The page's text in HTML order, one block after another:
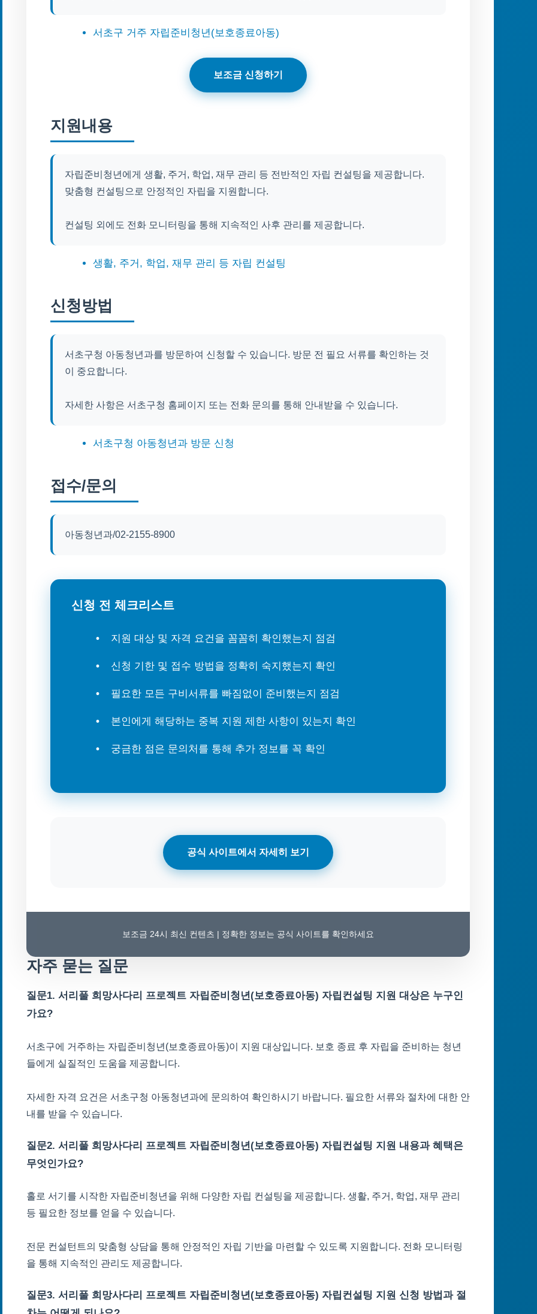
서초구 거주 자립준비청년(보호종료아동)
보조금 신청하기
지원내용
자립준비청년에게 생활, 주거, 학업, 재무 관리 등 전반적인 자립 컨설팅을 제공합니다.
맞춤형 컨설팅으로 안정적인 자립을 지원합니다.
컨설팅 외에도 전화 모니터링을 통해 지속적인 사후 관리를 제공합니다.
생활, 주거, 학업, 재무 관리 등 자립 컨설팅
신청방법
서초구청 아동청년과를 방문하여 신청할 수 있습니다. 방문 전 필요 서류를 확인하는 것
이 중요합니다.
자세한 사항은 서초구청 홈페이지 또는 전화 문의를 통해 안내받을 수 있습니다.
서초구청 아동청년과 방문 신청
접수/문의
아동청년과/02-2155-8900
신청 전 체크리스트
지원 대상 및 자격 요건을 꼼꼼히 확인했는지 점검
신청 기한 및 접수 방법을 정확히 숙지했는지 확인
필요한 모든 구비서류를 빠짐없이 준비했는지 점검
본인에게 해당하는 중복 지원 제한 사항이 있는지 확인
궁금한 점은 문의처를 통해 추가 정보를 꼭 확인
공식 사이트에서 자세히 보기
보조금 24시 최신 컨텐츠 | 정확한 정보는 공식 사이트를 확인하세요
자주 묻는 질문
질문1. 서리풀 희망사다리 프로젝트 자립준비청년(보호종료아동) 자립컨설팅 지원 대상은 누구인
가요?
서초구에 거주하는 자립준비청년(보호종료아동)이 지원 대상입니다. 보호 종료 후 자립을 준비하는 청년
들에게 실질적인 도움을 제공합니다.
자세한 자격 요건은 서초구청 아동청년과에 문의하여 확인하시기 바랍니다. 필요한 서류와 절차에 대한 안
내를 받을 수 있습니다.
질문2. 서리풀 희망사다리 프로젝트 자립준비청년(보호종료아동) 자립컨설팅 지원 내용과 혜택은
무엇인가요?
홀로 서기를 시작한 자립준비청년을 위해 다양한 자립 컨설팅을 제공합니다. 생활, 주거, 학업, 재무 관리
등 필요한 정보를 얻을 수 있습니다.
전문 컨설턴트의 맞춤형 상담을 통해 안정적인 자립 기반을 마련할 수 있도록 지원합니다. 전화 모니터링
을 통해 지속적인 관리도 제공합니다.
질문3. 서리풀 희망사다리 프로젝트 자립준비청년(보호종료아동) 자립컨설팅 지원 신청 방법과 절